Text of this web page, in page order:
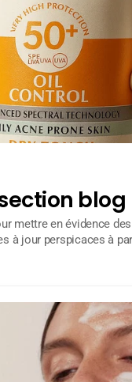
blog
mettre en évidence
à jour perspicaces à